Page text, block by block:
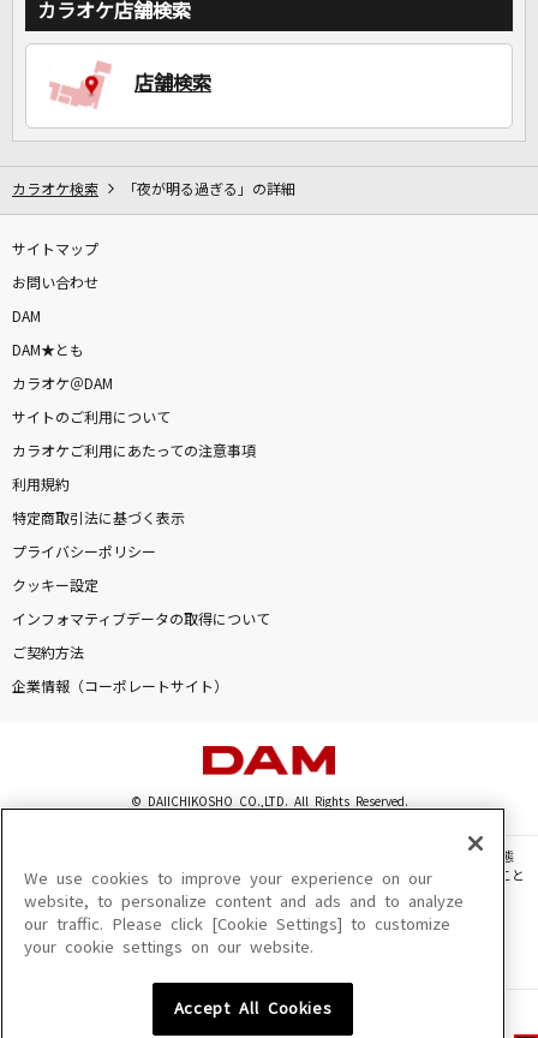
カラオケ店舗検索
店舗検索
カラオケ検索 「夜が明る過ぎる」の詳細
サイトマップ
お問い合わせ
DAM
DAM★とも
カラオケ＠DAM
サイトのご利用について
カラオケご利用にあたっての注意事項
利用規約
特定商取引法に基づく表示
プライバシーポリシー
クッキー設定
インフォマティブデータの取得について
ご契約方法
企業情報（コーポレートサイト）
© DAIICHIKOSHO CO.,LTD. All Rights Reserved.
このサイトに掲載されている一切の文章・画像・写真・動画・音声等を、手段や形態
を問わず、著作権法の定める範囲を超えて無断で複製、転載、ファイル化などすること
を禁じます。
楽曲及びコンテンツは、機種によりご利用いただけない場合があります。
楽曲及びコンテンツの配信日、配信内容が変更になる場合があります。
We use cookies to improve your experience on our
website, to personalize content and ads and to analyze
our traffic. Please click [Cookie Settings] to customize
your cookie settings on our website.
Accept All Cookies